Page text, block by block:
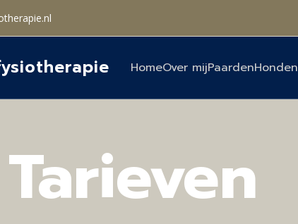
HomeOver mijPaardenHonden
Tarieven